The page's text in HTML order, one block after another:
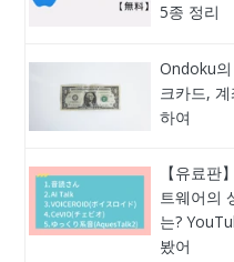
5종 정리
Ondoku
크카드,
하여
【유료판
트웨어의
는?
봤어